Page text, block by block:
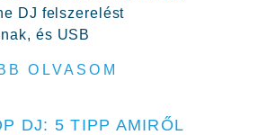
DJ felszerelést
és USB
OLVASOM
DJ: 5 TIPP AMIRŐL